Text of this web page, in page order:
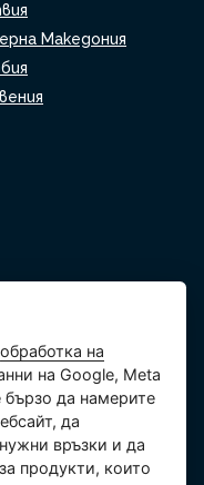
Македония
обработка на
на Google, Meta
да намерите
да
връзки и да
продукти, които